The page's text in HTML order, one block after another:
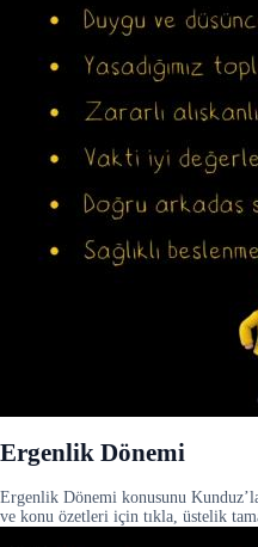
Ergenlik Dönemi
Ergenlik Dönemi konusunu
ve konu özetleri için tıkla, üstelik